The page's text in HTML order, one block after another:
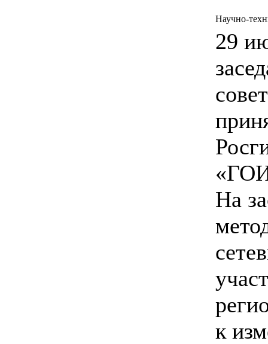
Научно-
29
На
к